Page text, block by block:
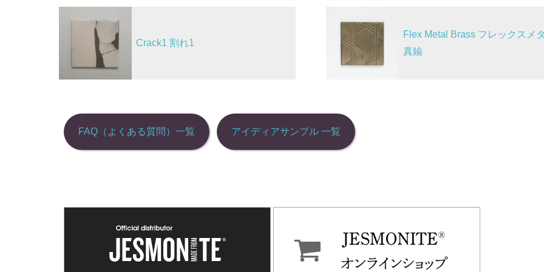
o
k
投
ビ
ー
シ
ョ
Crack1 割れ1
Flex Metal Brass フレックスメ
真鍮
FAQ（よくある質問）一覧 アイディアサンプル 一覧